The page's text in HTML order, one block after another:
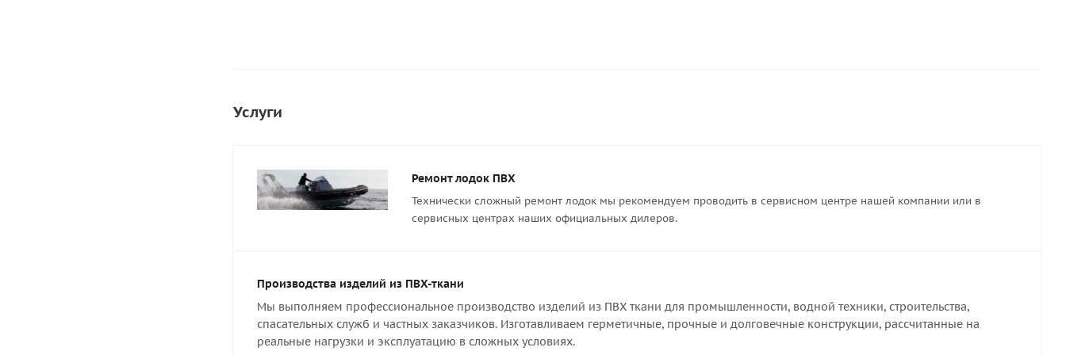
Услуги
Ремонт лодок ПВХ
Технически сложный ремонт лодок мы рекомендуем проводить в сервисном центре нашей компании или в
сервисных центрах наших официальных дилеров.
Производства изделий из ПВХ-ткани
Мы выполняем профессиональное производство изделий из ПВХ ткани для промышленности, водной техники, строительства,
спасательных служб и частных заказчиков. Изготавливаем герметичные, прочные и долговечные конструкции, рассчитанные на
реальные нагрузки и эксплуатацию в сложных условиях.